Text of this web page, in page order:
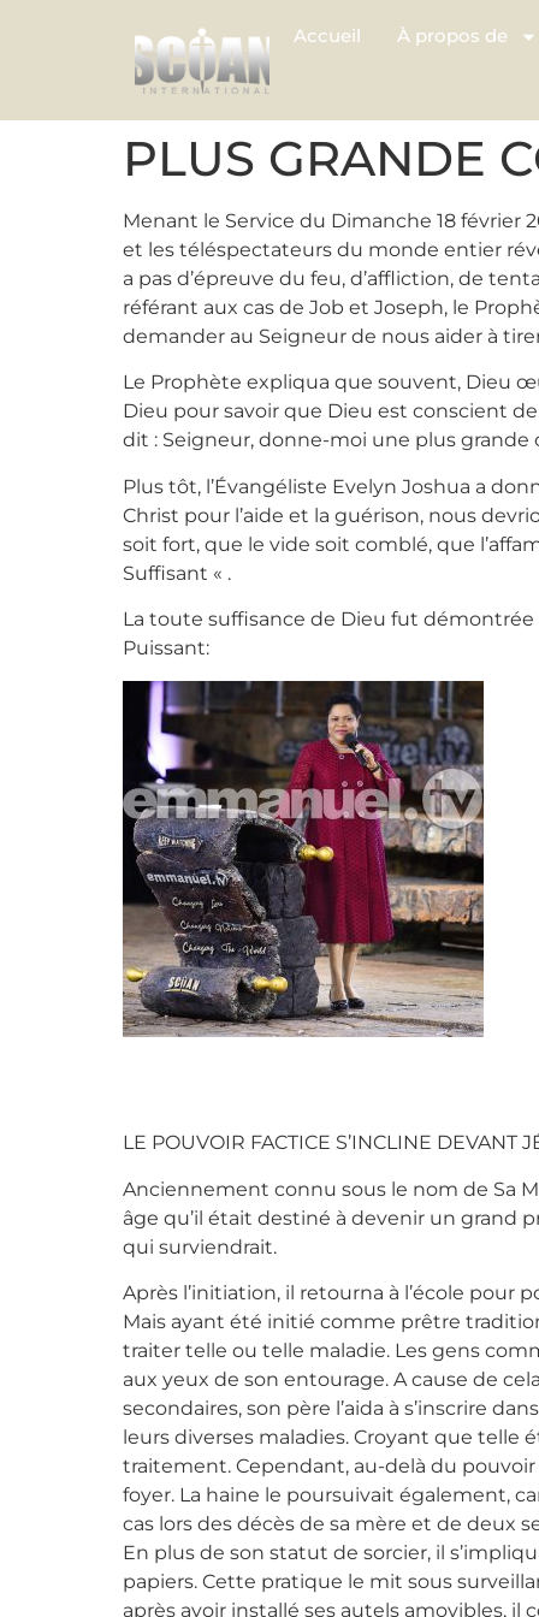
Accueil À propos de
PLUS GRANDE
Menant le Service du Dimanche 18 février
et les téléspectateurs du monde entier
a pas d’épreuve du feu, d’affliction, de
référant aux cas de Job et Joseph, le
demander au Seigneur de nous aider à
Le Prophète expliqua que souvent, Dieu
Dieu pour savoir que Dieu est conscient
dit : Seigneur, donne-moi une plus
Plus tôt, l’Évangéliste Evelyn Joshua a
Christ pour l’aide et la guérison, nous
soit fort, que le vide soit comblé, que
Suffisant « .
La toute suffisance de Dieu fut
Puissant:
LE POUVOIR FACTICE S’INCLINE DEVANT
Anciennement connu sous le nom de Sa
âge qu’il était destiné à devenir un grand
qui surviendrait.
Après l’initiation, il retourna à l’école
Mais ayant été initié comme prêtre
traiter telle ou telle maladie. Les gens
aux yeux de son entourage. A cause de
secondaires, son père l’aida à s’inscrire
leurs diverses maladies. Croyant que telle
traitement. Cependant, au-delà du
foyer. La haine le poursuivait également,
cas lors des décès de sa mère et de deux
En plus de son statut de sorcier, il
papiers. Cette pratique le mit sous
après avoir installé ses autels amovibles, il